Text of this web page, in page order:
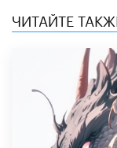
ЧИТАЙТЕ